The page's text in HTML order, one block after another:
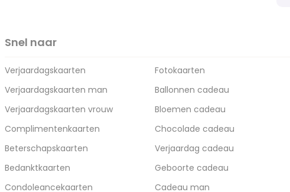
Snel naar
Verjaardagskaarten
Verjaardagskaarten man
Verjaardagskaarten vrouw
Complimentenkaarten
Beterschapskaarten
Bedanktkaarten
Condoleancekaarten
Fotokaarten
Ballonnen cadeau
Bloemen cadeau
Chocolade cadeau
Verjaardag cadeau
Geboorte cadeau
Cadeau man